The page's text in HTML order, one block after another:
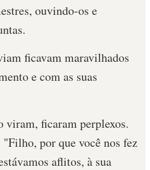
ouvindo-os e
ficavam maravilhados
e com as suas
viram, ficaram perplexos.
"Filho, por que você nos fez
aflitos, à sua